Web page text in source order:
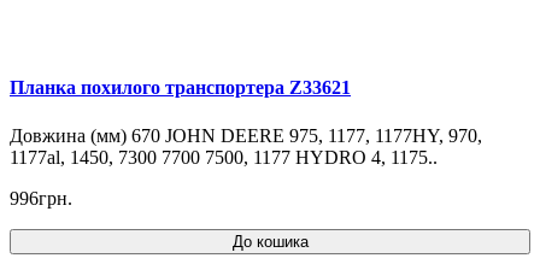
Планка похилого транспортера Z33621
Довжина (мм) 670 JOHN DEERE 975, 1177, 1177HY, 970,
1177al, 1450, 7300 7700 7500, 1177 HYDRO 4, 1175..
996грн.
До кошика